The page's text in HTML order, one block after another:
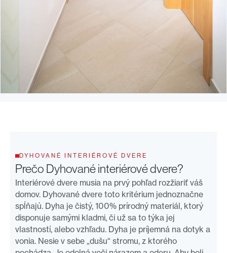
DYHOVANÉ INTERIÉROVÉ DVERE
Prečo Dyhované interiérové dvere?
Interiérové dvere musia na prvý pohľad rozžiariť váš
domov. Dyhované dvere toto kritérium jednoznačne
spĺňajú. Dyha je čistý, 100% prírodný materiál, ktorý
disponuje samými kladmi, či už sa to týka jej
vlastností, alebo vzhľadu. Dyha je príjemná na dotyk a
vonia. Nesie v sebe „dušu“ stromu, z ktorého